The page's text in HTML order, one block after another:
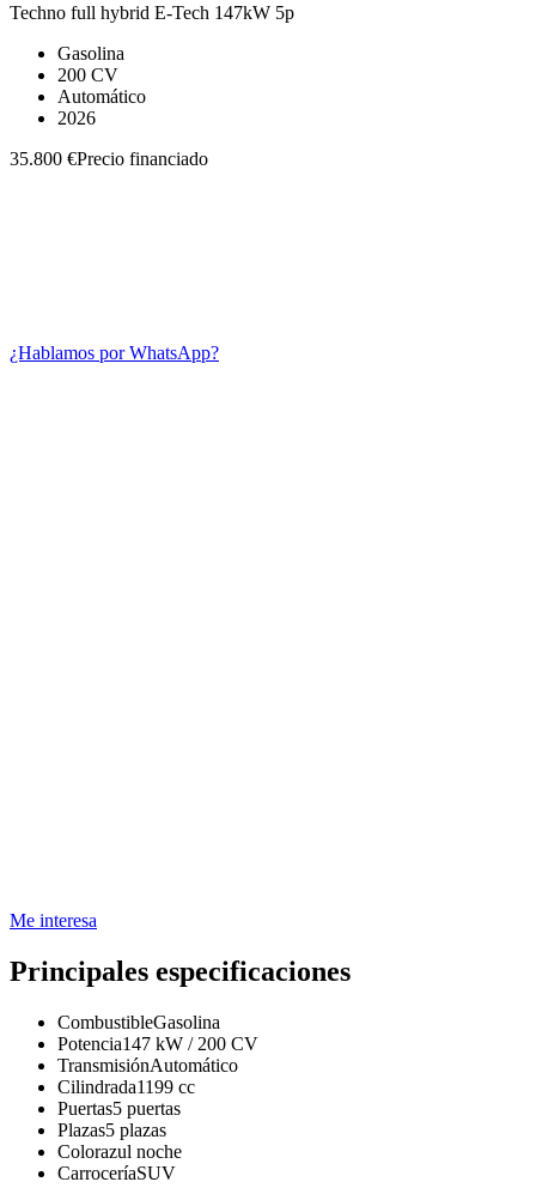
Techno full hybrid E-Tech 147kW 5p
Gasolina
200 CV
Automático
2026
35.800 €Precio financiado
¿Hablamos por WhatsApp?
Me interesa
Principales especificaciones
CombustibleGasolina
Potencia147 kW / 200 CV
TransmisiónAutomático
Cilindrada1199 cc
Puertas5 puertas
Plazas5 plazas
Colorazul noche
CarroceríaSUV